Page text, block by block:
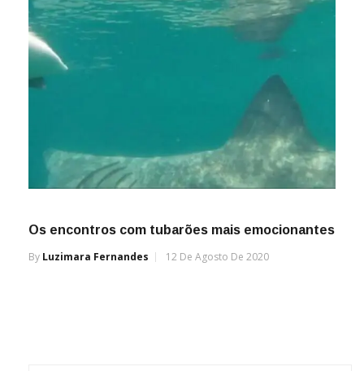
Os encontros com tubarões mais emocionantes
By Luzimara Fernandes 12 De Agosto De 2020